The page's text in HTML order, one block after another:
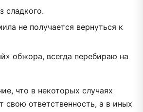
сладкого.
не получается вернуться к
обжора, всегда перебираю на
что в некоторых случаях
свою ответственность, а в иных